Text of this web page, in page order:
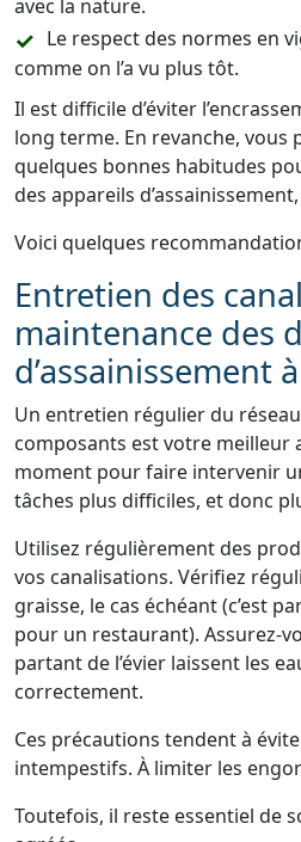
avec la nature.
Le respect des normes en
comme on l’a vu plus tôt.
Il est difficile d’éviter
long terme. En revanche, vous
quelques bonnes habitudes
des appareils
Voici quelques
Entretien des
maintenance des
d’assainissement
Un entretien régulier du
composants est votre meilleur
moment pour faire intervenir
tâches plus difficiles, et donc
Utilisez régulièrement des
vos canalisations. Vérifiez
graisse, le cas échéant (c’est
pour un restaurant). Assurez-
partant de l’évier laissent les
correctement.
Ces précautions tendent à
intempestifs. À limiter les
Toutefois, il reste essentiel de